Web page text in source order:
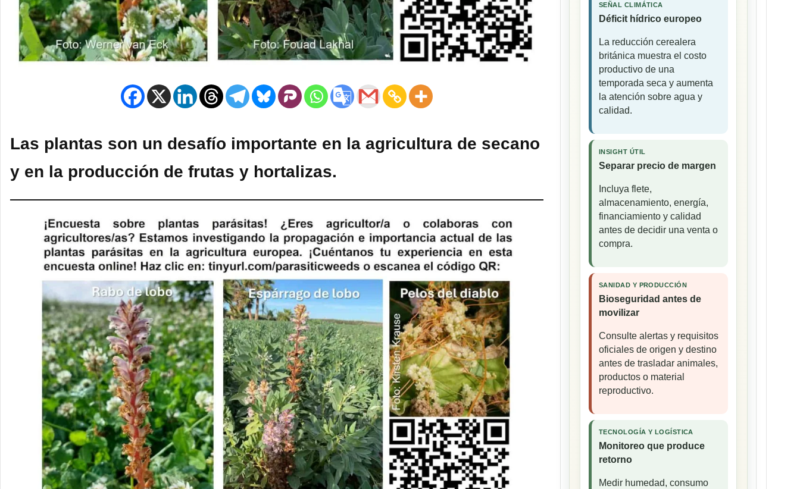
Las plantas son un desafío importante en la agricultura de secano
y en la producción de frutas y hortalizas.
SEÑAL CLIMÁTICA
Déficit hídrico europeo
La reducción cerealera
británica muestra el costo
productivo de una
temporada seca y aumenta
la atención sobre agua y
calidad.
INSIGHT ÚTIL
Separar precio de margen
Incluya flete,
almacenamiento, energía,
financiamiento y calidad
antes de decidir una venta o
compra.
SANIDAD Y PRODUCCIÓN
Bioseguridad antes de
movilizar
Consulte alertas y requisitos
oficiales de origen y destino
antes de trasladar animales,
productos o material
reproductivo.
TECNOLOGÍA Y LOGÍSTICA
Monitoreo que produce
retorno
Medir humedad, consumo